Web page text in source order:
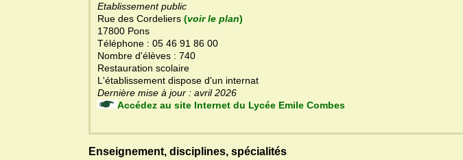
Etablissement public
Rue des Cordeliers (voir le plan)
17800 Pons
Téléphone : 05 46 91 86 00
Nombre d'élèves : 740
Restauration scolaire
L'établissement dispose d'un internat
Dernière mise à jour : avril 2026
Accédez au site Internet du Lycée Emile Combes
Enseignement, disciplines, spécialités